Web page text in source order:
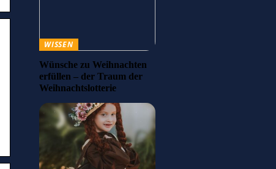
WISSEN
Wünsche zu Weihnachten
erfüllen – der Traum der
Weihnachtslotterie